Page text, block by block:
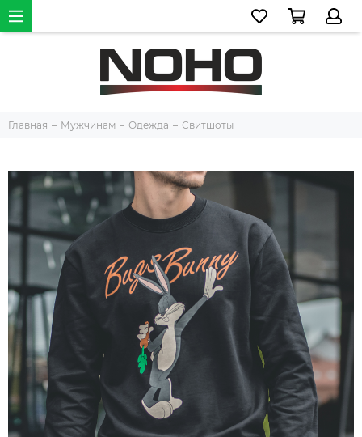
Главная Мужчинам Одежда Свитшоты